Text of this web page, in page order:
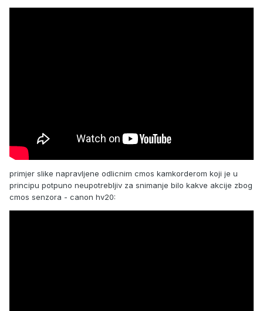
primjer slike napravljene odlicnim cmos kamkorderom koji je u
principu potpuno neupotrebljiv za snimanje bilo kakve akcije zbog
cmos senzora - canon hv20: